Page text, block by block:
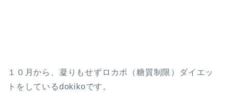
１０月から、凝りもせずロカボ（糖質制限）ダイエッ
トをしているdokikoです。